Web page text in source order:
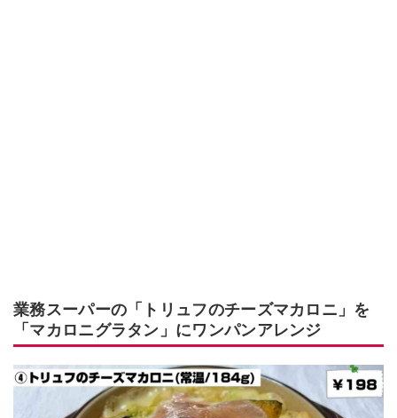
業務スーパーの「トリュフのチーズマカロニ」を
「マカロニグラタン」にワンパンアレンジ